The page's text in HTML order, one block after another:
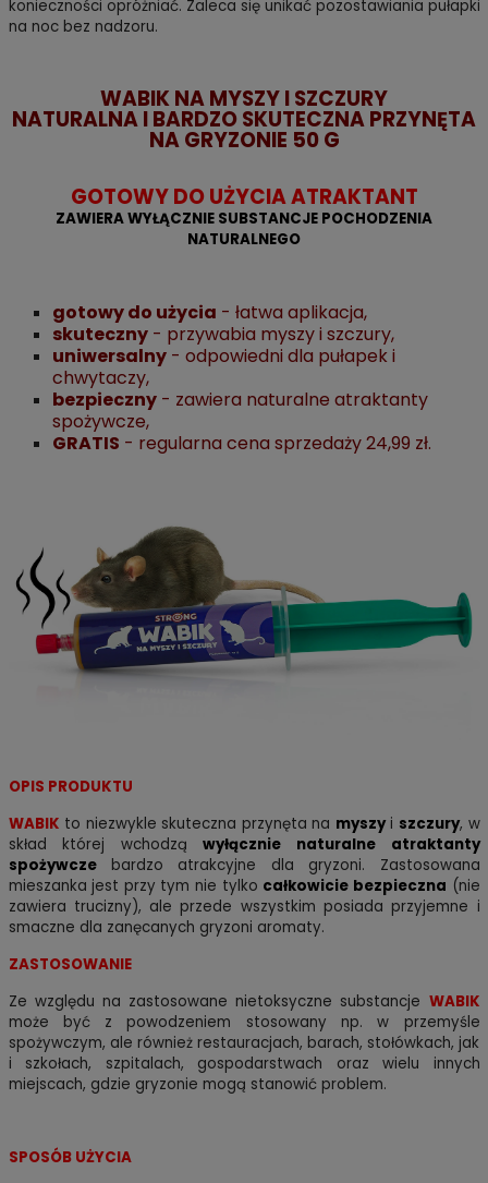
konieczności opróżniać. Zaleca się unikać pozostawiania pułapki
na noc bez nadzoru.
WABIK NA MYSZY I SZCZURY
NATURALNA I BARDZO SKUTECZNA PRZYNĘTA
NA GRYZONIE 50 G
GOTOWY DO UŻYCIA ATRAKTANT
ZAWIERA WYŁĄCZNIE SUBSTANCJE POCHODZENIA
NATURALNEGO
gotowy do użycia - łatwa aplikacja,
skuteczny- przywabia myszy i szczury,
uniwersalny- odpowiedni dla pułapek i
chwytaczy,
bezpieczny- zawiera naturalne atraktanty
spożywcze,
GRATIS - regularna cena sprzedaży 24,99 zł.
OPIS PRODUKTU
WABIK to niezwykle skuteczna przynęta na myszyi szczury, w
skład której wchodząwyłącznie naturalne atraktanty
spożywczebardzo atrakcyjne dla gryzoni. Zastosowana
mieszanka jest przy tym nie tylko całkowicie bezpieczna (nie
zawiera trucizny), ale przede wszystkim posiada przyjemne i
smaczne dla zanęcanych gryzoni aromaty.
ZASTOSOWANIE
Ze względu na zastosowane nietoksyczne substancje WABIK
może być z powodzeniem stosowany np. w przemyśle
spożywczym, ale również restauracjach, barach, stołówkach, jak
i szkołach, szpitalach, gospodarstwach oraz wielu innych
miejscach, gdzie gryzonie mogą stanowić problem.
SPOSÓB UŻYCIA